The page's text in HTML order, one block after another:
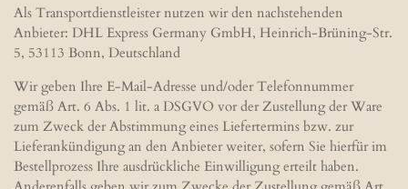
Als Transportdienstleister nutzen wir den nachstehenden
Anbieter: DHL Express Germany GmbH, Heinrich-Brüning-Str.
5, 53113 Bonn, Deutschland
Wir geben Ihre E-Mail-Adresse und/oder Telefonnummer
gemäß Art. 6 Abs. 1 lit. a DSGVO vor der Zustellung der Ware
zum Zweck der Abstimmung eines Liefertermins bzw. zur
Lieferankündigung an den Anbieter weiter, sofern Sie hierfür im
Bestellprozess Ihre ausdrückliche Einwilligung erteilt haben.